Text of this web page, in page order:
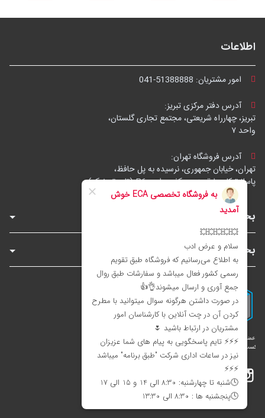
اطلاعات
امور مشتریان: 041-51388888
آدرس دفتر مرکزی تبریز:
تبریز، چهارراه شریعتی، مجتمع تجاری گلستان،
واحد ۷
آدرس فروشگاه تهران:
تهران، خیابان جمهوری، نرسیده به پل حافظ،
پاساژ توکل، طبقه زیرهمکف، واحد B6 (تاپ ترونیک)
بخش‌های فروشگاه
بخش‌های سایت
اینستاگرام